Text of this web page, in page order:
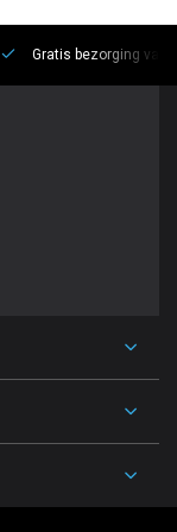
Gratis bezorging vanaf